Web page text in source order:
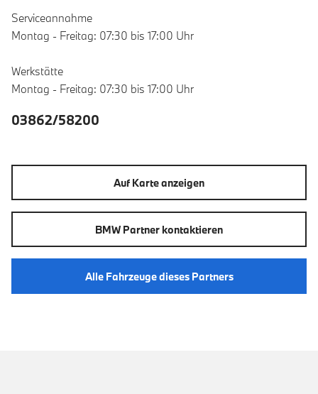
Serviceannahme
Montag - Freitag: 07:30 bis 17:00 Uhr
Werkstätte
Montag - Freitag: 07:30 bis 17:00 Uhr
03862/58200
Auf Karte anzeigen
BMW Partner kontaktieren
Alle Fahrzeuge dieses Partners